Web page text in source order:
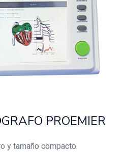
Lost password?
PROEMIER
y tamaño compacto.